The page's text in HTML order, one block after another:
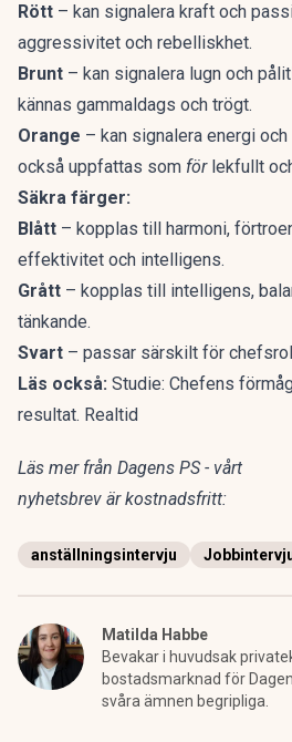
Rött – kan signalera kraft och
aggressivitet och rebelliskhet.
Brunt – kan signalera lugn och
kännas gammaldags och trögt.
Orange – kan signalera energi
också uppfattas som förlekfullt
Säkra färger:
Blått – kopplas till harmoni,
effektivitet och intelligens.
Grått – kopplas till intelligens,
tänkande.
Svart – passar särskilt för
Läs också: Studie: Chefens
resultat. Realtid
Läs mer från Dagens PS - vårt
nyhetsbrev är kostnadsfritt:
anställningsintervju
Matilda Habbe
Bevakar i huvudsak
bostadsmarknad för
svåra ämnen begripliga.